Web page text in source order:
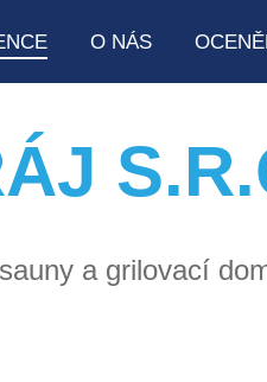
O NÁS
a grilovací